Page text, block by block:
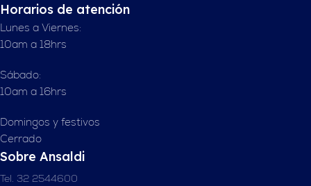
Horarios de atención
Lunes a Viernes:
10am a 18hrs
Sábado:
10am a 16hrs
Domingos y festivos
Cerrado
Sobre Ansaldi
Tel. 32 2544600